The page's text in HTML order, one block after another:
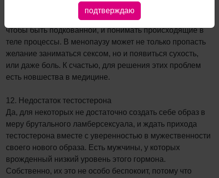
способна ощущать удовольствие от интимной близости,
хотеть ее. Главное – больше узнать про этот период,
чтобы быть подкованной, и понимать происходящие в
теле процессы. В менопаузу может не только пропасть
желание заниматься сексом, но и появиться сухость,
или даже боль. К счастью, для решения этих проблем
есть новшества в медицине.
12. Недостаток тестостерона
Да, для некоторых не достаточно создать себе образ в
меру брутального ламберсексуала, и ждать прихода
тестостерона вместе с уверенностью в мужественности
своего нового образа. Есть мужчины, у которых
врожденный низкий уровень этого гормона.
Собственно, их это не особо беспокоит, потому что
подтверждаю